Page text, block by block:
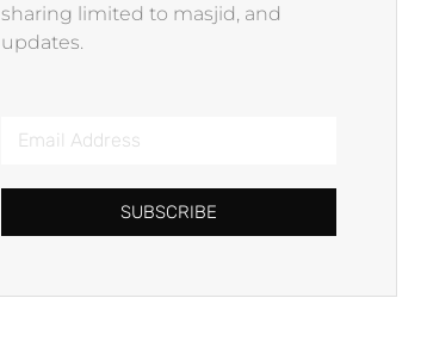
sharing limited to masjid, and
updates.
SUBSCRIBE